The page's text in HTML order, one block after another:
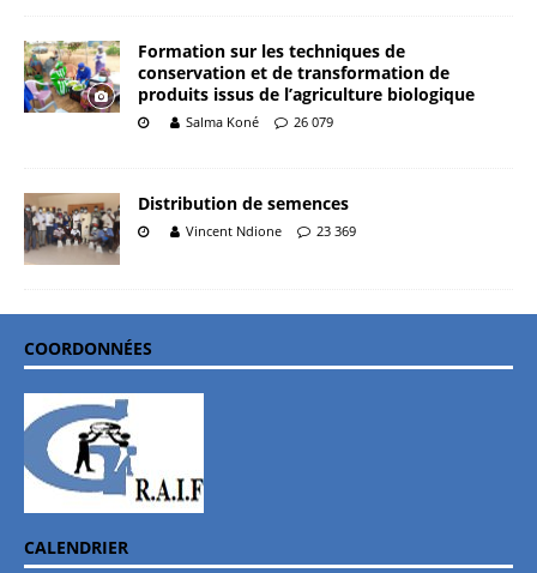
Formation sur les techniques de
conservation et de transformation de
produits issus de l’agriculture biologique
Salma Koné 26 079
Distribution de semences
Vincent Ndione 23 369
COORDONNÉES
CALENDRIER